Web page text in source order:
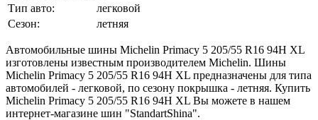
Тип авто:
легковой
Сезон:
летняя
Автомобильные шины Michelin Primacy 5 205/55 R16 94H XL
изготовлены известным производителем Michelin. Шины
Michelin Primacy 5 205/55 R16 94H XL предназначены для типа
автомобилей - легковой, по сезону покрышка - летняя. Купить
Michelin Primacy 5 205/55 R16 94H XL Вы можете в нашем
интернет-магазине шин "StandartShina".